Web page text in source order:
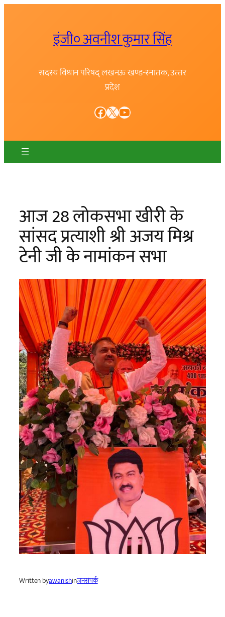
इंजी० अवनीश कुमार सिंह
सदस्य विधान परिषद् लखनऊ खण्ड-स्नातक, उत्त्तर
प्रदेश
Facebook X YouTube
आज 28 लोकसभा खीरी के
सांसद प्रत्याशी श्री अजय मिश्र
टेनी जी के नामांकन सभा
Written byawanishinजनसंपर्क